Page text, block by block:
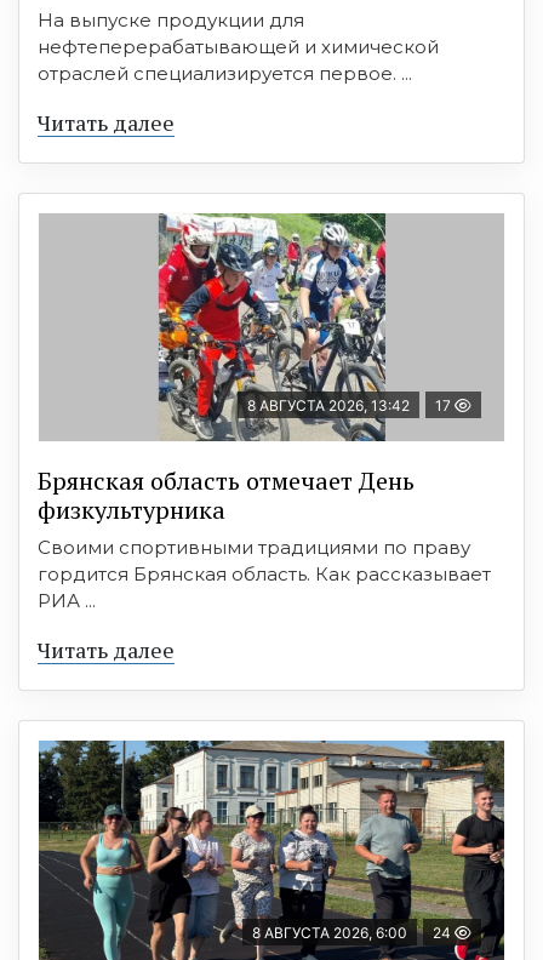
На выпуске продукции для
нефтеперерабатывающей и химической
отраслей специализируется первое. ...
Читать далее
8 АВГУСТА 2026, 13:42 17
Брянская область отмечает День
физкультурника
Своими спортивными традициями по праву
гордится Брянская область. Как рассказывает
РИА ...
Читать далее
8 АВГУСТА 2026, 6:00 24